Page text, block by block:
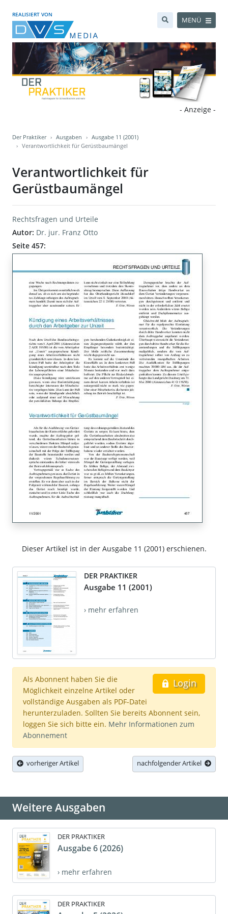
REALISIERT VON
MENÜ
- Anzeige -
Der Praktiker Ausgaben
Ausgabe 11 (2001)
Verantwortlichkeit für Gerüstbaumängel
Verantwortlichkeit für
Gerüstbaumängel
Rechtsfragen und Urteile
Autor: Dr. jur. Franz Otto
Seite 457:
Dieser Artikel ist in der Ausgabe 11 (2001) erschienen.
DER PRAKTIKER
Ausgabe 11 (2001)
› mehr erfahren
Login
Als Abonnent haben Sie die
Möglichkeit einzelne Artikel oder
vollständige Ausgaben als PDF-Datei
herunterzuladen. Sollten Sie bereits Abonnent sein,
loggen Sie sich bitte ein. Mehr Informationen zum
Abonnement
vorheriger Artikel nachfolgender Artikel
Weitere Ausgaben
DER PRAKTIKER
Ausgabe 6 (2026)
› mehr erfahren
DER PRAKTIKER